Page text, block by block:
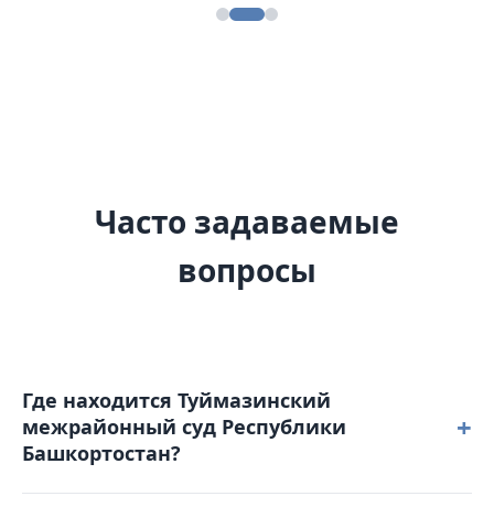
Часто задаваемые
вопросы
Где находится Туймазинский
межрайонный суд Республики
Башкортостан?
+